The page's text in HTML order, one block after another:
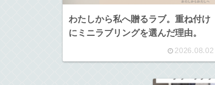
わたしから私へ贈るラブ。重ね付け
にミニラブリングを選んだ理由。
2026.08.02